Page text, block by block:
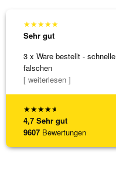
★★★★★
4,7 Sehr gut
9607 Bewertungen
★★★★★
Sehr gut
3 x Ware bestellt -
falschen
[ weiterlesen ]